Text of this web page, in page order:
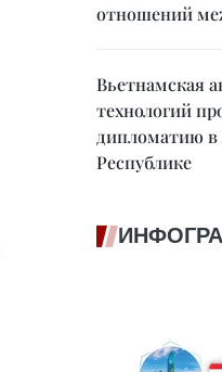
отношений
Вьетнамская
технологий
дипломатию в
Республике